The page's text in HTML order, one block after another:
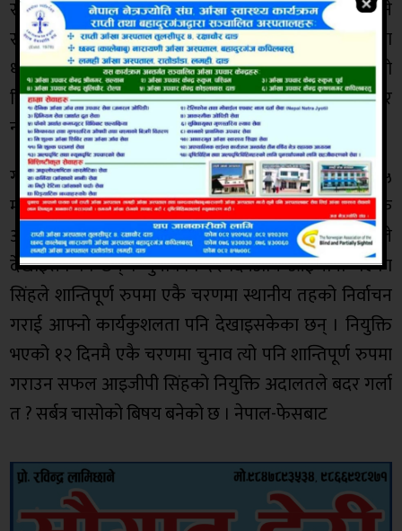
सर्वोच्च अदालतका न्यायाधीशका घर घरमा धाउने काममा भने
सक्रिय रुपमा लागेका छन् । प्रभुमार्फत् न्यायाधीशको घर घरमा
धाएर कुरा आइजीपी नियुक्तिका बिरुद्ध पोखरेलले दायर गरेको
रिटको सुनुवाई कामु प्रधानन्यायाधीश दीपककुमार कार्की र
न्यायाधीश कुमार चुडालले गरिरहेका छन् ।
गत जेठ ३० गते हेर्दाहेर्दैमा राखिएको मुद्दाको सुनुवाइ असार ५
मा तोकिएको छ ।सरकारले आइजीपीमा नियुक्ति गर्ने एक
आधार भनेको कार्यक्षमता पनि हो । जुन धिरजप्रताप सिंहले
देखाइसकेका छन् । चुनावको १२ दिनअघि आइजीपी भएका
सिंहले शान्तिपूर्ण रुपमा एकै चरणमा स्थानीय तहको निर्वाचन
गराई आफ्नो कार्यकुशलता पनि देखाइसकेका छन् । नियुक्ति
भएको १२ दिनमै एकै चरणमा चुनाव त्यो पनि शान्तिपूर्ण रुपमा
गराउन सफल आइजीपी सिंहको नियुक्ति अदालतले बदर गर्ला
त ? सर्बत्र चासोको बिषय बनेको छ । नेपाल-फेसबाट